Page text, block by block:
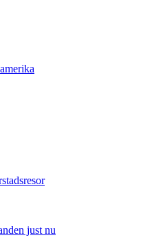
just nu